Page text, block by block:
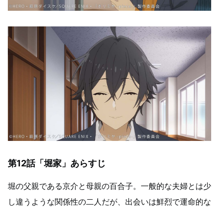
第12話「堀家」あらすじ
堀の父親である京介と母親の百合子。一般的な夫婦とは少
し違うような関係性の二人だが、出会いは鮮烈で運命的な